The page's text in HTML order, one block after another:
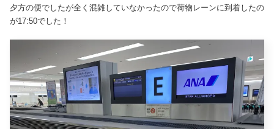
夕方の便でしたが全く混雑していなかったので荷物レーンに到着したの
が17:50でした！